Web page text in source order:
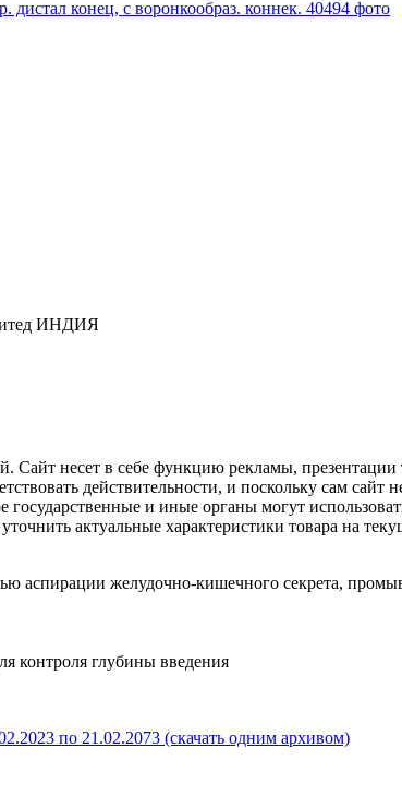
ИНДИЯ
Сайт несет в себе функцию рекламы,
действительности, и поскольку сам
и иные органы могут
актуальные характеристики товара на
аспирации желудочно-кишечного секрета,
контроля глубины введения
по 21.02.2073 (скачать одним архивом)